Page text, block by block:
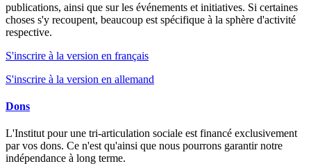
publications, ainsi que sur les événements et initiatives. Si certaines
choses s'y recoupent, beaucoup est spécifique à la sphère d'activité
respective.
S'inscrire à la version en français
S'inscrire à la version en allemand
Dons
L'Institut pour une tri-articulation sociale est financé exclusivement
par vos dons. Ce n'est qu'ainsi que nous pourrons garantir notre
indépendance à long terme.